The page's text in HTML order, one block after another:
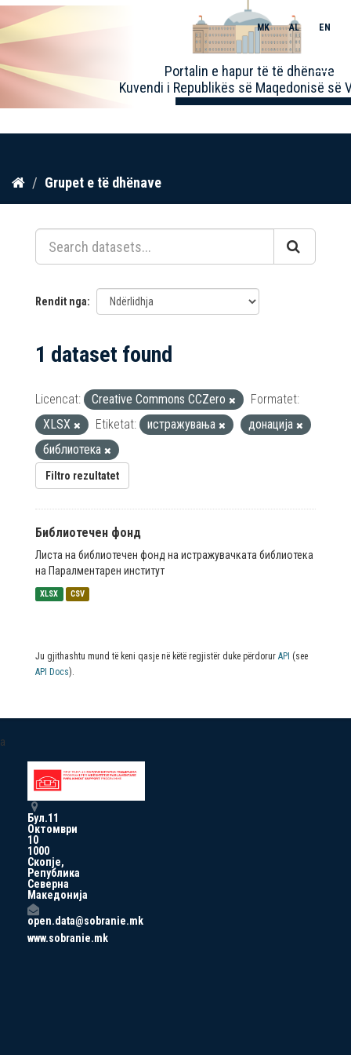
Kalo
përmbajtja
Portalin e hapur të të dhënave
Kuvendi i Republikës së Maqedonisë së
MK AL EN
Toggle
Grupet e të dhënave
Rendit nga
1 dataset found
Licencat: Creative Commons CCZero
Formatet:
XLSX
Etiketat: истражувања
донација
библиотека
Filtro rezultatet
Библиотечен фонд
Листа на библиотечен фонд на истражувачката библиотека
на Паралментарен институт
XLSX CSV
Ju gjithashtu mund të keni qasje në këtë regjistër duke përdorur API (see
API Docs).
a
Бул.11
Октомври
10
1000
Скопје,
Република
Северна
Македонија
open.data@sobranie.mk
www.sobranie.mk